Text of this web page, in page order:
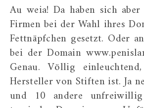
Au weia! Da haben sich aber gleich mehrere
Firmen bei der Wahl ihres
Fettnäpfchen gesetzt. Oder
bei der Domain
Genau. Völlig
Hersteller von Stiften ist. Ja
und 10 andere